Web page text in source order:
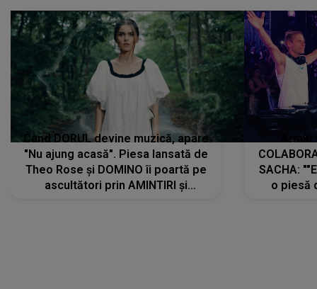
Când DORUL devine muzică, apare
"Nu ajung acasă". Piesa lansată de
Theo Rose și DOMINO îi poartă pe
ascultători prin AMINTIRI și
SACHA:
o piesă